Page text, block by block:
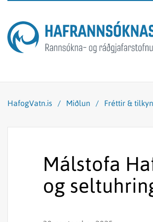
HafogVatn.is / Miðlun / Fréttir &
Málstofa
og